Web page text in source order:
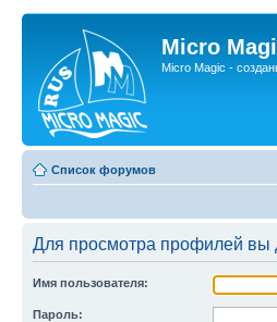
Micro
Micro Magic -
Список форумов
Для просмотра профилей вы
Имя пользователя:
Пароль: